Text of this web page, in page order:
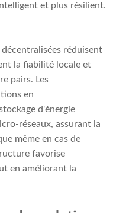
et plus résilient.
réduisent
la fiabilité locale et
pairs. Les
en
d'énergie
réseaux, assurant la
même en cas de
favorise
en améliorant la